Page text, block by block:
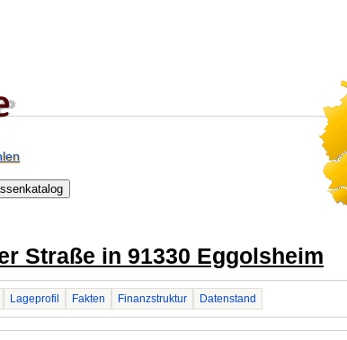
Straße in 91330 Eggolsheim
Lageprofil Fakten Finanzstruktur Datenstand